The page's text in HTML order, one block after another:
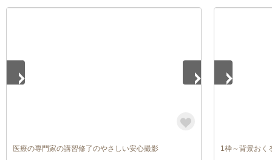
医療の専門家の講習修了のやさしい安心撮影 1枠～背景おく